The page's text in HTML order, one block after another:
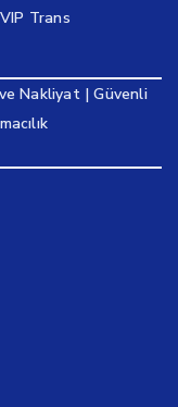
Trans
Nakliyat | Güvenli